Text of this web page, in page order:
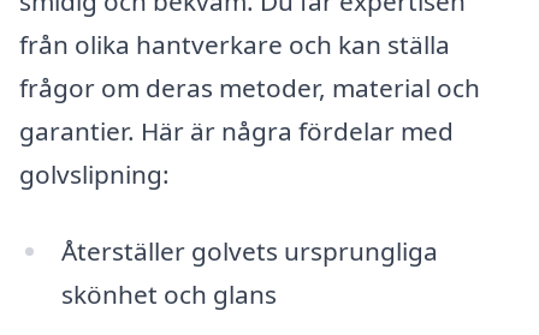
från olika hantverkare och kan ställa
frågor om deras metoder, material och
garantier. Här är några fördelar med
golvslipning:
Återställer golvets ursprungliga
skönhet och glans